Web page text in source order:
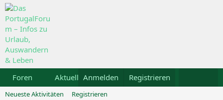
Foren Aktuelles Galerie Kalender
Anmelden Registrieren
Neueste Aktivitäten Registrieren